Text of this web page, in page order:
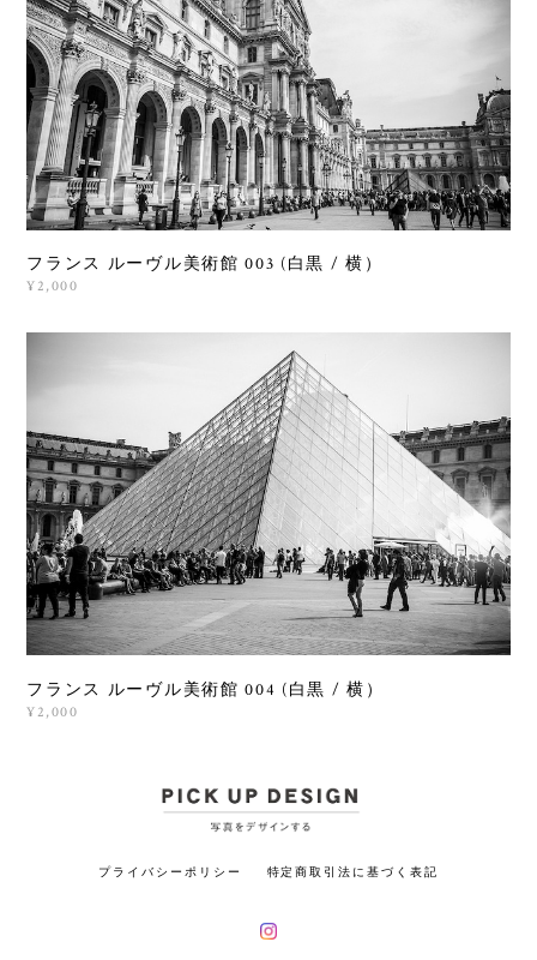
フランス ルーヴル美術館 003 (白黒 / 横）
¥2,000
フランス ルーヴル美術館 004 (白黒 / 横）
¥2,000
プライバシーポリシー 特定商取引法に基づく表記